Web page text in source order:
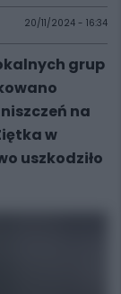
20/11/2024 - 16:34
grup
na
w
uszkodziło